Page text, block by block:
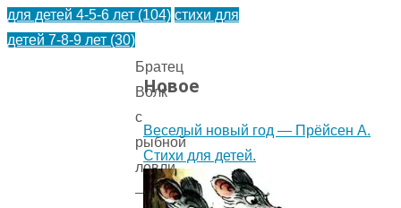
Однажды
Братец
Волк
с
рыбной
ловли,
—
для детей 4-5-6 лет (104) стихи для
детей 7-8-9 лет (30)
Новое
Веселый новый год — Прёйсен А.
Стихи для детей.